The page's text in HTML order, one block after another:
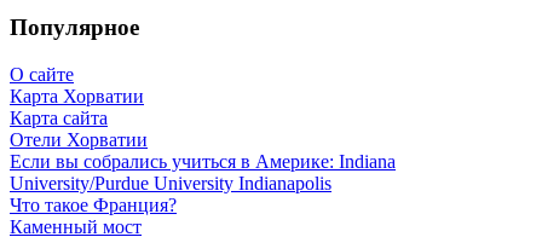
Популярное
О сайте
Карта Хорватии
Карта сайта
Отели Хорватии
Если вы собрались учиться в Америке: Indiana
University/Purdue University Indianapolis
Что такое Франция?
Каменный мост